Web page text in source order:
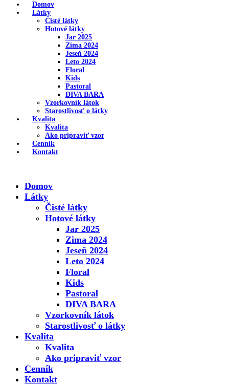
Domov
Látky
Čisté látky
Hotové látky
Jar 2025
Zima 2024
Jeseň 2024
Leto 2024
Floral
Kids
Pastoral
DIVA BARA
Vzorkovník látok
Starostlivosť o látky
Kvalita
Kvalita
Ako pripraviť vzor
Cenník
Kontakt
Domov
Látky
Čisté látky
Hotové látky
Jar 2025
Zima 2024
Jeseň 2024
Leto 2024
Floral
Kids
Pastoral
DIVA BARA
Vzorkovník látok
Starostlivosť o látky
Kvalita
Kvalita
Ako pripraviť vzor
Cenník
Kontakt